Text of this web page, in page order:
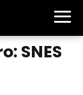
SNES